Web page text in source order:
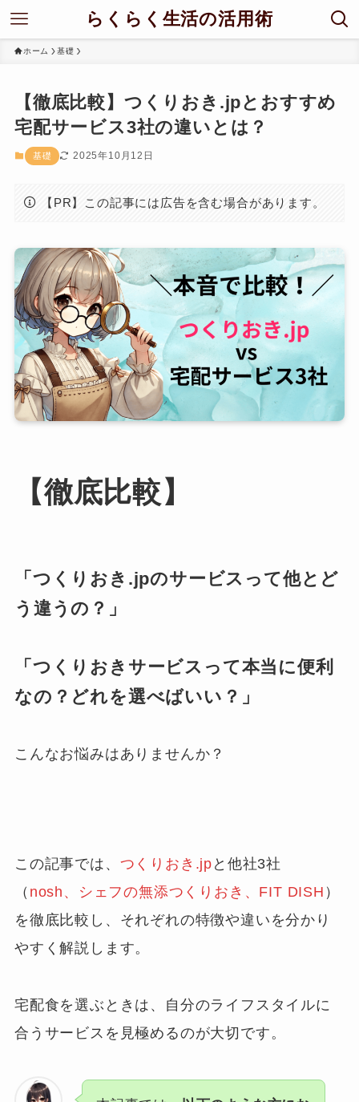
らくらく生活の活用術
ホーム 基礎
【徹底比較】つくりおき.jpとおすすめ
宅配サービス3社の違いとは？
基礎 2025年10月12日
【PR】この記事には広告を含む場合があります。
【徹底比較】
「つくりおき.jpのサービスって他とど
う違うの？」
「つくりおきサービスって本当に便利
なの？どれを選べばいい？」
こんなお悩みはありませんか？
この記事では、 つくりおき.jp と他社3社
（ nosh、シェフの無添つくりおき、FIT DISH ）
を徹底比較し、それぞれの特徴や違いを分かり
やすく解説します。
宅配食を選ぶときは、自分のライフスタイルに
合うサービスを見極めるのが大切です。